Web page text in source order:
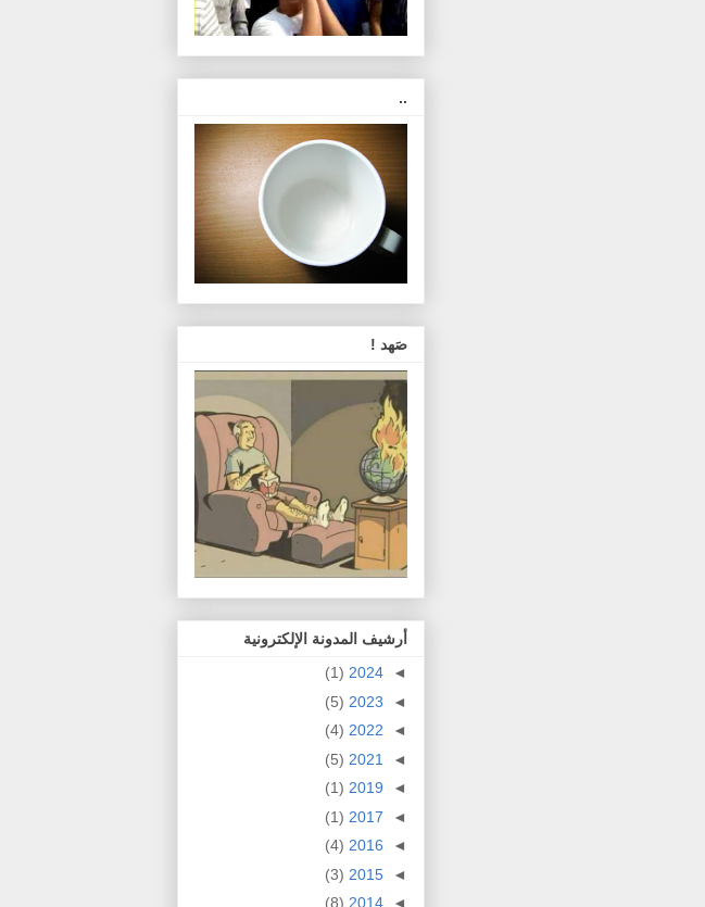
..
صَهد !
أرشيف المدونة الإلكترونية
◄
2024
(1)
◄
2023
(5)
◄
2022
(4)
◄
2021
(5)
◄
2019
(1)
◄
2017
(1)
◄
2016
(4)
◄
2015
(3)
◄
2014
(8)